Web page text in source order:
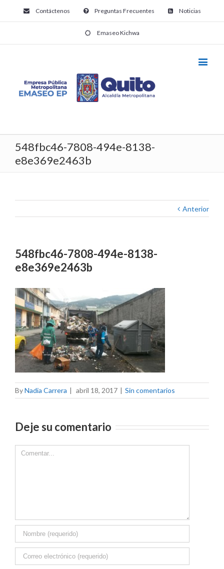
Contáctenos Preguntas Frecuentes Noticias
Emaseo Kichwa
548fbc46-7808-494e-8138-
e8e369e2463b
Anterior
548fbc46-7808-494e-8138-
e8e369e2463b
ByNadia Carrera | abril 18, 2017 | Sin comentarios
Deje su comentario
Comment